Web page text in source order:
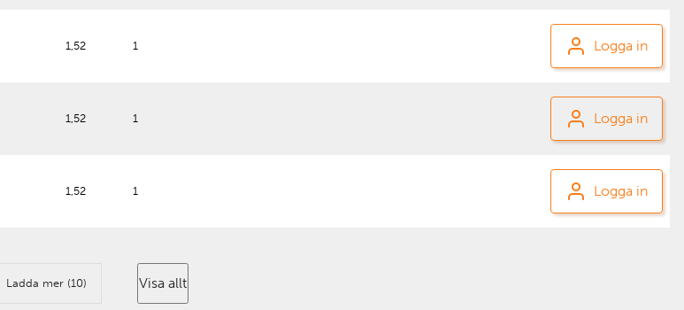
1,52 1 Logga in
1,52 1 Logga in
1,52 1 Logga in
Ladda mer (10) Visa allt